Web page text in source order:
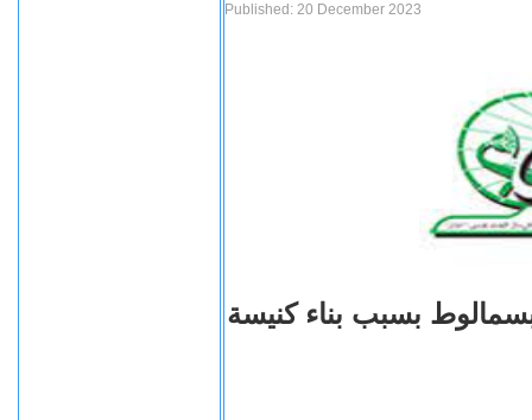
Published: 20 December 2023
بسبب بناء كنيسة